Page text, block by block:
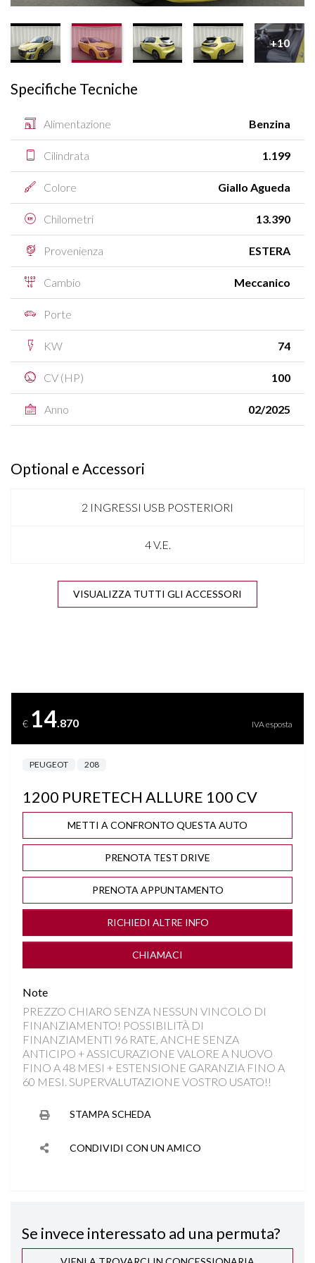
+10
Specifiche Tecniche
Alimentazione Benzina
Cilindrata 1.199
Colore Giallo Agueda
Chilometri 13.390
Provenienza ESTERA
Cambio Meccanico
Porte
KW 74
CV (HP) 100
Anno 02/2025
Optional e Accessori
2 INGRESSI USB POSTERIORI
4 V.E.
ANTENNA SHARK
BRACCIOLO
COMPUTER DI BORDO
CRUISE CONTROL
DISATTIVAZIONE AIRBAG LATO PASSEGGERO
DRIVE MODE
FARI LED
INGRESSI USB
INTERNI IN MISTO PELLE
LANE ASSIST
VISUALIZZA TUTTI GLI ACCESSORI
€ 14.870 IVA esposta
PEUGEOT 208
1200 PURETECH ALLURE 100 CV
METTI A CONFRONTO QUESTA AUTO
PRENOTA TEST DRIVE
PRENOTA APPUNTAMENTO
RICHIEDI ALTRE INFO
CHIAMACI
Note
PREZZO CHIARO SENZA NESSUN VINCOLO DI
FINANZIAMENTO! POSSIBILITÀ DI
FINANZIAMENTI 96 RATE, ANCHE SENZA
ANTICIPO + ASSICURAZIONE VALORE A NUOVO
FINO A 48 MESI + ESTENSIONE GARANZIA FINO A
60 MESI. SUPERVALUTAZIONE VOSTRO USATO!!
STAMPA SCHEDA
CONDIVIDI CON UN AMICO
Se invece interessato ad una permuta?